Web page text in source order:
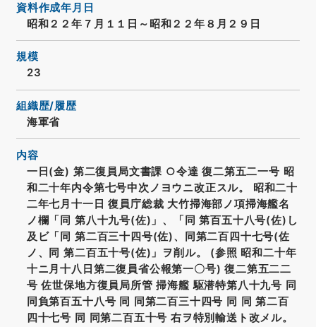
資料作成年月日
昭和２２年７月１１日～昭和２２年８月２９日
規模
23
組織歴/履歴
海軍省
内容
一日(金) 第二復員局文書課 ○令達 復二第五二一号 昭
和二十年内令第七号中次ノヨウニ改正スル。 昭和二十
二年七月十一日 復員庁総裁 大竹掃海部ノ項掃海艦名
ノ欄「同 第八十九号(佐)」、「同 第百五十八号(佐)し
及ビ「同 第二百三十四号(佐)、同第二百四十七号(佐
ノ、同 第二百五十号(佐)」ヲ削ル。 (参照 昭和二十年
十ニ月十八日第二復員省公報第一〇号) 復二第五二二
号 佐世保地方復員局所管 掃海艦 駆潜特第八十九号 同
同負第百五十八号 同 同第二百三十四号 同 同 第二百
四十七号 同 同第二百五十号 右ヲ特別輸送ト改メル。